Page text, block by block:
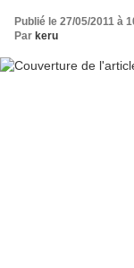
Publié le 27/05/2011 à
Par keru